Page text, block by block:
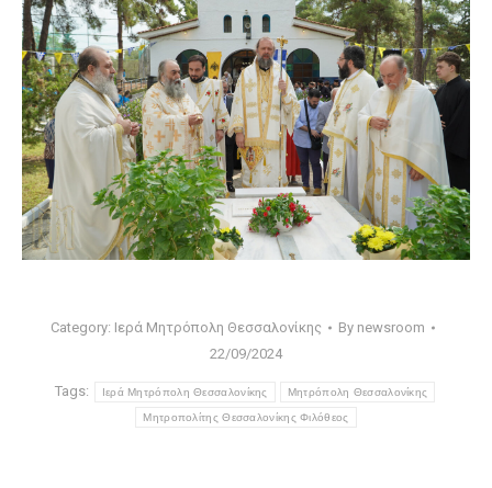
Category: Ιερά Μητρόπολη Θεσσαλονίκης By newsroom
22/09/2024
Tags: Ιερά Μητρόπολη Θεσσαλονίκης Μητρόπολη Θεσσαλονίκης
Μητροπολίτης Θεσσαλονίκης Φιλόθεος